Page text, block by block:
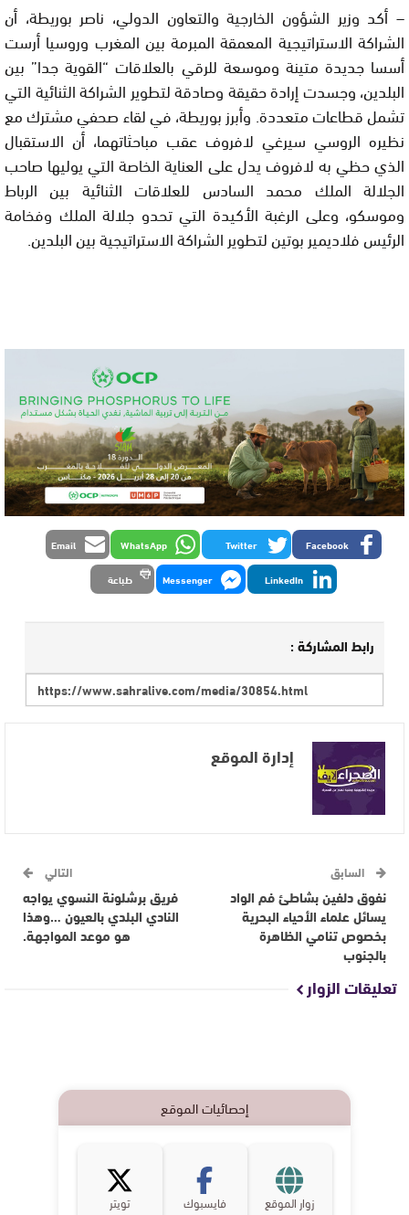
– أكد وزير الشؤون الخارجية والتعاون الدولي، ناصر بوريطة، أن
الشراكة الاستراتيجية المعمقة المبرمة بين المغرب وروسيا أرست
أسسا جديدة متينة وموسعة للرقي بالعلاقات “القوية جدا” بين
البلدين، وجسدت إرادة حقيقة وصادقة لتطوير الشراكة الثنائية التي
تشمل قطاعات متعددة. وأبرز بوريطة، في لقاء صحفي مشترك مع
نظيره الروسي سيرغي لافروف عقب مباحثاتهما، أن الاستقبال
الذي حظي به لافروف يدل على العناية الخاصة التي يوليها صاحب
الجلالة الملك محمد السادس للعلاقات الثنائية بين الرباط
وموسكو، وعلى الرغبة الأكيدة التي تحدو جلالة الملك وفخامة
الرئيس فلاديمير بوتين لتطوير الشراكة الاستراتيجية بين البلدين.
Facebook
Twitter
WhatsApp
Email
LinkedIn
Messenger طباعة
رابط المشاركة :
إدارة الموقع
السابق
نفوق دلفين بشاطئ فم الواد
يسائل علماء الأحياء البحرية
بخصوص تنامي الظاهرة
بالجنوب
التالي
فريق برشلونة النسوي يواجه
النادي البلدي بالعيون …وهذا
هو موعد المواجهة.
تعليقات الزوار
إحصائيات الموقع
زوار الموقع فايسبوك تويتر